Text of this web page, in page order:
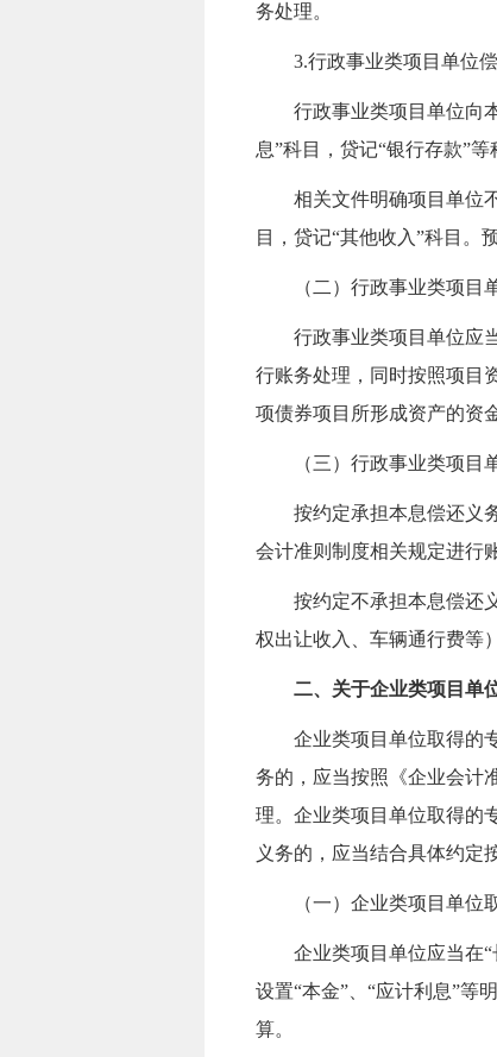
务处理。
3.行政事业类项目单位
行政事业类项目单位向
息”科目，贷记“银行存款”
相关文件明确项目单位
目，贷记“其他收入”科目。
（二） 行政事业类项目
行政事业类项目单位应
行账务处理，同时按照项目
项债券项目所形成资产的资
（三）行政事业类项目
按约定承担本息偿还义
会计准则制度相关规定进行
按约定不承担本息偿还
权出让收入、车辆通行费等
二、关于企业类项目单
企业类项目单位取得的
务的，应当按照《企业会计
理。企业类项目单位取得的
义务的，应当结合具体约定
（一）企业类项目单位
企业类项目单位应当在“
设置“本金”、“应计利息”等
算。